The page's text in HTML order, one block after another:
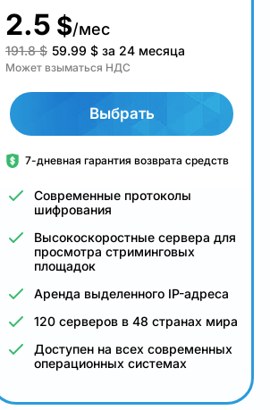
2.5 $/мес
191.8 $ 59.99 $ за 24 месяца
Может взыматься НДС
Выбрать
7-дневная гарантия возврата средств
Современные протоколы
шифрования
Высокоскоростные сервера для
просмотра стриминговых
площадок
Аренда выделенного IP-адреса
120 серверов в 48 странах мира
Доступен на всех современных
операционных системах